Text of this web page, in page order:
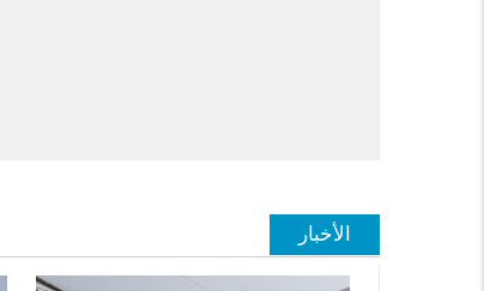
الأخبار